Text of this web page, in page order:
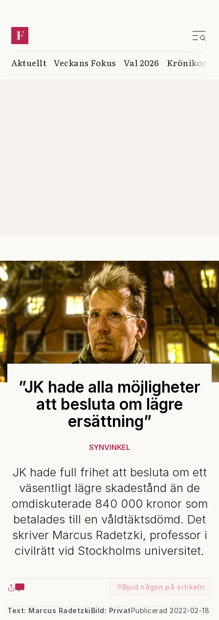
Aktuellt Veckans Fokus Val 2026 Krönikor
”JK hade alla möjligheter
att besluta om lägre
ersättning”
SYNVINKEL
JK hade full frihet att besluta om ett
väsentligt lägre skadestånd än de
omdiskuterade 840 000 kronor som
betalades till en våldtäktsdömd. Det
skriver Marcus Radetzki, professor i
civilrätt vid Stockholms universitet.
Bjud någon på artikeln
Text: Marcus Radetzki Publicerad 2022-02-18
Bild: Privat